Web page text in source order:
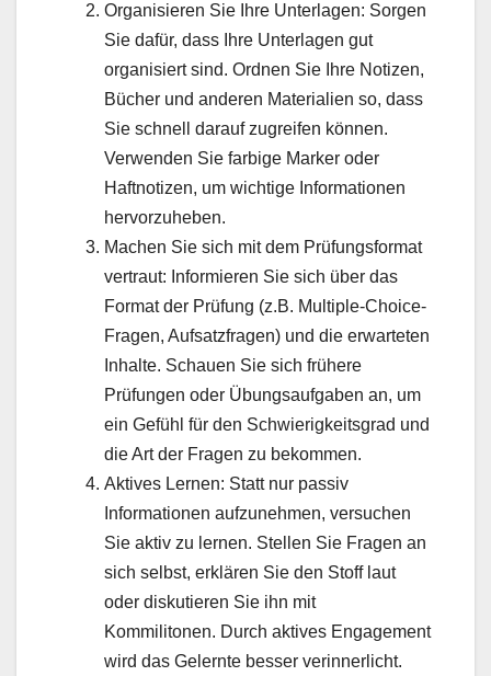
Organisieren Sie Ihre Unterlagen: Sorgen
Sie dafür, dass Ihre Unterlagen gut
organisiert sind. Ordnen Sie Ihre Notizen,
Bücher und anderen Materialien so, dass
Sie schnell darauf zugreifen können.
Verwenden Sie farbige Marker oder
Haftnotizen, um wichtige Informationen
hervorzuheben.
Machen Sie sich mit dem Prüfungsformat
vertraut: Informieren Sie sich über das
Format der Prüfung (z.B. Multiple-Choice-
Fragen, Aufsatzfragen) und die erwarteten
Inhalte. Schauen Sie sich frühere
Prüfungen oder Übungsaufgaben an, um
ein Gefühl für den Schwierigkeitsgrad und
die Art der Fragen zu bekommen.
Aktives Lernen: Statt nur passiv
Informationen aufzunehmen, versuchen
Sie aktiv zu lernen. Stellen Sie Fragen an
sich selbst, erklären Sie den Stoff laut
oder diskutieren Sie ihn mit
Kommilitonen. Durch aktives Engagement
wird das Gelernte besser verinnerlicht.